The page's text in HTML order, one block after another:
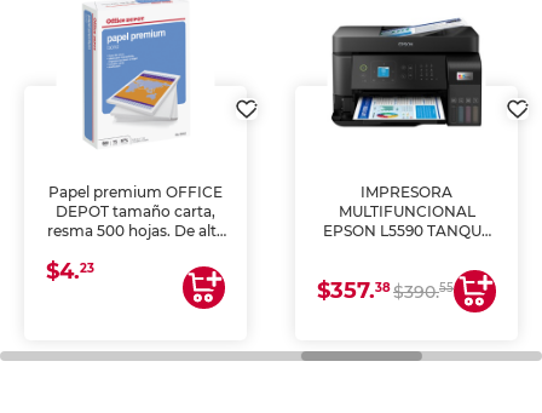
Papel premium OFFICE
DEPOT tamaño carta,
resma 500 hojas. De alta
uniforme, ideal para
impresoras de inyección
de tinta y láser,
general de oficina.
$4.23
IMPRESORA
MULTIFUNCIONAL
EPSON L5590 TANQUE
COPIA Y ESCANEA)
$357.38$390.55